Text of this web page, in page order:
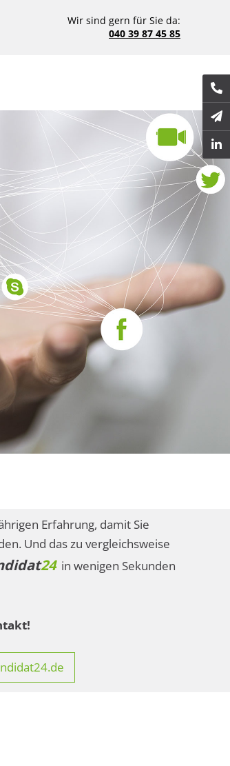
Wir sind gern für Sie da:
040 39 87 45 85
Erfahrung, damit Sie
Und das zu vergleichsweise
24 in wenigen Sekunden